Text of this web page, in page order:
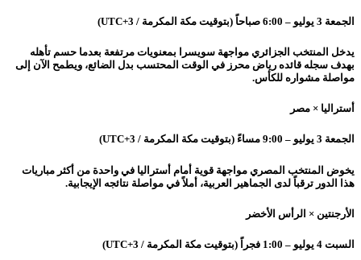
الجمعة 3 يوليو – 6:00 صباحاً (بتوقيت مكة المكرمة / UTC+3)
يدخل المنتخب الجزائري مواجهة سويسرا بمعنويات مرتفعة بعدما حسم تأهله
بهدف سجله قائده رياض محرز في الوقت المحتسب بدل الضائع، ويطمح الآن إلى
مواصلة مشواره للكأس.
أستراليا × مصر
الجمعة 3 يوليو – 9:00 مساءً (بتوقيت مكة المكرمة / UTC+3)
يخوض المنتخب المصري مواجهة قوية أمام أستراليا في واحدة من أكثر مباريات
هذا الدور ترقباً لدى الجماهير العربية، أملاً في مواصلة نتائجه الإيجابية.
الأرجنتين × الرأس الأخضر
السبت 4 يوليو – 1:00 فجراً (بتوقيت مكة المكرمة / UTC+3)